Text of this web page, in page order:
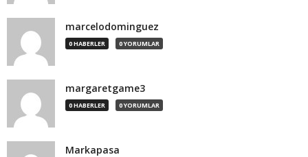
marcelodominguez
0 HABERLER 0 YORUMLAR
margaretgame3
0 HABERLER 0 YORUMLAR
Markapasa